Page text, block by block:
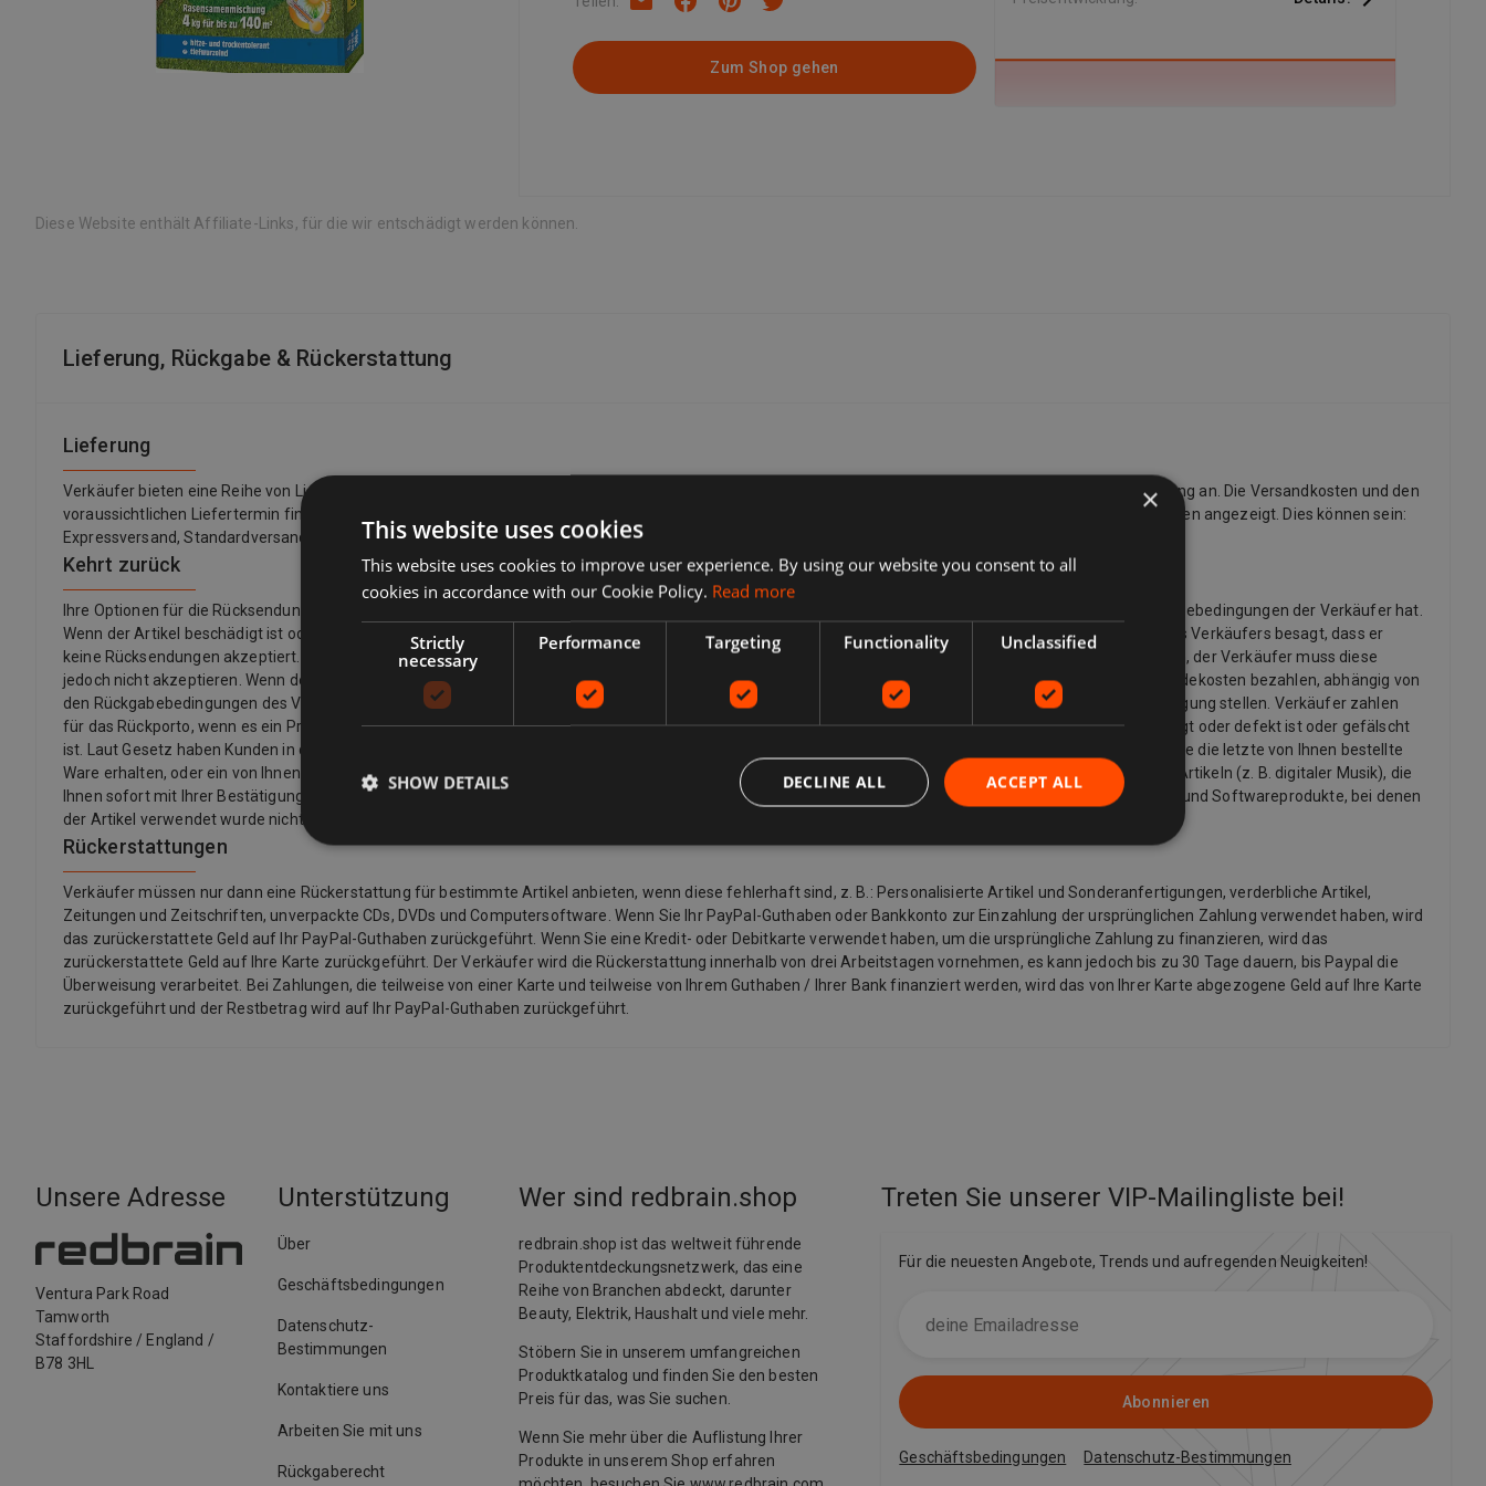
Zum Shop gehen
Diese Website enthält Affiliate-Links, für die wir entschädigt werden können.
Lieferung, Rückgabe & Rückerstattung
Lieferung
Verkäufer bieten eine Reihe von Lieferoptionen an, sodass Sie die für Sie am besten geeignete auswählen können. Viele Verkäufer bieten kostenlose Lieferung an. Die Versandkosten und den
voraussichtlichen Liefertermin finden Sie immer in einer Auflistung des Verkäufers. Während der Kaufabwicklung wird eine vollständige Liste der Lieferoptionen angezeigt. Dies können sein:
Expressversand, Standardversand, Economy-Versand, Click & Collect, kostenlose lokale Abholung vom Verkäufer.
Kehrt zurück
Ihre Optionen für die Rücksendung eines Artikels hängen davon ab, was Sie zurückgeben möchten, warum Sie ihn zurückgeben möchten und welche Rückgabebedingungen der Verkäufer hat.
Wenn der Artikel beschädigt ist oder nicht mit der Auflistungsbeschreibung übereinstimmt, können Sie ihn zurückgeben, auch wenn die Rückgaberichtlinie des Verkäufers besagt, dass er
keine Rücksendungen akzeptiert. Wenn Sie Ihre Meinung geändert haben und keinen Artikel mehr möchten, können Sie dennoch eine Rücksendung anfordern, der Verkäufer muss diese
jedoch nicht akzeptieren. Wenn der Käufer seine Meinung zu einem Kauf ändert und einen Artikel zurückgeben möchte, muss er möglicherweise die Rücksendekosten bezahlen, abhängig von
den Rückgabebedingungen des Verkäufers. Verkäufer können dem Käufer eine Rücksendeadresse und zusätzliche Rücksendeportoinformationen zur Verfügung stellen. Verkäufer zahlen
für das Rückporto, wenn es ein Problem mit dem Artikel gibt. Wenn der Artikel beispielsweise nicht mit der Auflistungsbeschreibung übereinstimmt, beschädigt oder defekt ist oder gefälscht
ist. Laut Gesetz haben Kunden in der Europäischen Union auch das Recht, den Kauf eines Artikels innerhalb von 14 Tagen ab dem Tag zu stornieren, an dem Sie die letzte von Ihnen bestellte
Ware erhalten, oder ein von Ihnen angegebener Dritter (außer dem Spediteur) (falls separat geliefert). Dies gilt für alle Produkte mit Ausnahme von digitalen Artikeln (z. B. digitaler Musik), die
Ihnen sofort mit Ihrer Bestätigung zur Verfügung gestellt werden, sowie für andere Artikel wie Video, DVD, Audio, Videospiele, Sex- und Sinnlichkeitsprodukte und Softwareprodukte, bei denen
der Artikel verwendet wurde nicht versiegelt.
Rückerstattungen
Verkäufer müssen nur dann eine Rückerstattung für bestimmte Artikel anbieten, wenn diese fehlerhaft sind, z. B.: Personalisierte Artikel und Sonderanfertigungen, verderbliche Artikel,
Zeitungen und Zeitschriften, unverpackte CDs, DVDs und Computersoftware. Wenn Sie Ihr PayPal-Guthaben oder Bankkonto zur Einzahlung der ursprünglichen Zahlung verwendet haben, wird
das zurückerstattete Geld auf Ihr PayPal-Guthaben zurückgeführt. Wenn Sie eine Kredit- oder Debitkarte verwendet haben, um die ursprüngliche Zahlung zu finanzieren, wird das
zurückerstattete Geld auf Ihre Karte zurückgeführt. Der Verkäufer wird die Rückerstattung innerhalb von drei Arbeitstagen vornehmen, es kann jedoch bis zu 30 Tage dauern, bis Paypal die
Überweisung verarbeitet. Bei Zahlungen, die teilweise von einer Karte und teilweise von Ihrem Guthaben / Ihrer Bank finanziert werden, wird das von Ihrer Karte abgezogene Geld auf Ihre Karte
zurückgeführt und der Restbetrag wird auf Ihr PayPal-Guthaben zurückgeführt.
Unsere Adresse
Ventura Park Road
Tamworth
Staffordshire / England /
B78 3HL
Unterstützung
Über
Geschäftsbedingungen
Datenschutz-
Bestimmungen
Kontaktiere uns
Arbeiten Sie mit uns
Rückgaberecht
Wer sind redbrain.shop
redbrain.shop ist das weltweit führende
Produktentdeckungsnetzwerk, das eine
Reihe von Branchen abdeckt, darunter
Beauty, Elektrik, Haushalt und viele mehr.
Stöbern Sie in unserem umfangreichen
Produktkatalog und finden Sie den besten
Preis für das, was Sie suchen.
Wenn Sie mehr über die Auflistung Ihrer
Produkte in unserem Shop erfahren
Treten Sie unserer VIP-Mailingliste bei!
Für die neuesten Angebote, Trends und aufregenden Neuigkeiten!
Abonnieren
Geschäftsbedingungen Datenschutz-Bestimmungen
×
This website uses cookies
This website uses cookies to improve user experience. By using our website you consent to all
cookies in accordance with our Cookie Policy. Read more
Strictly
necessary
Performance Targeting Functionality Unclassified
ACCEPT ALL
DECLINE ALL
SHOW DETAILS